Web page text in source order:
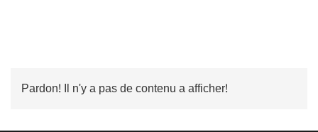
Pardon! Il n'y a pas de contenu a afficher!